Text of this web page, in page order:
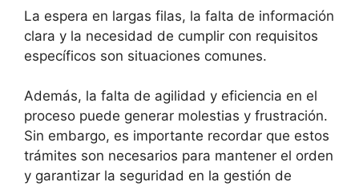
La espera en largas filas, la falta de información
clara y la necesidad de cumplir con requisitos
específicos son situaciones comunes.
Además, la falta de agilidad y eficiencia en el
proceso puede generar molestias y frustración.
Sin embargo, es importante recordar que estos
trámites son necesarios para mantener el orden
y garantizar la seguridad en la gestión de